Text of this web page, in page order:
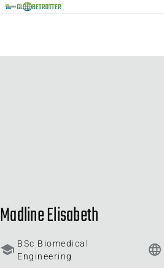
Madline Elisabeth
school BSc Biomedical
Engineering
language